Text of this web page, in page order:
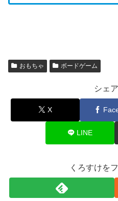
おもちゃ ボードゲーム
シェ
X
LINE
くろすけを